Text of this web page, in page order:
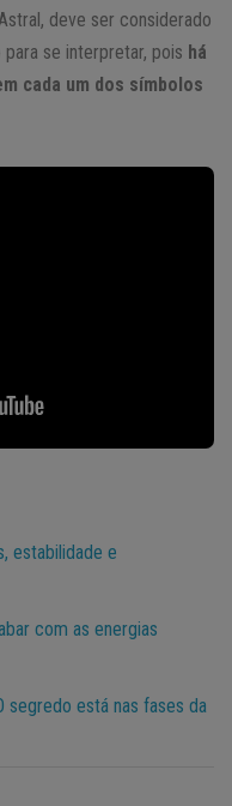
deve ser considerado
se interpretar, pois há
cada um dos símbolos
estabilidade e
com as energias
segredo está nas fases da